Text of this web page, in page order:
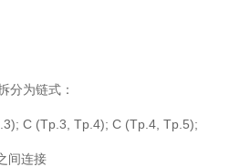
分为链式：
C (Tp.3, Tp.4); C (Tp.4, Tp.5);
间连接